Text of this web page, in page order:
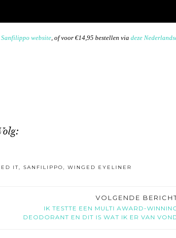
website, of voor €14,95 bestellen via deze
IT SANFILIPPO WINGED EYELINER
VOLGENDE
IK TESTTE EEN MULTI AWARD-
DEODORANT EN DIT IS WAT IK ER VAN